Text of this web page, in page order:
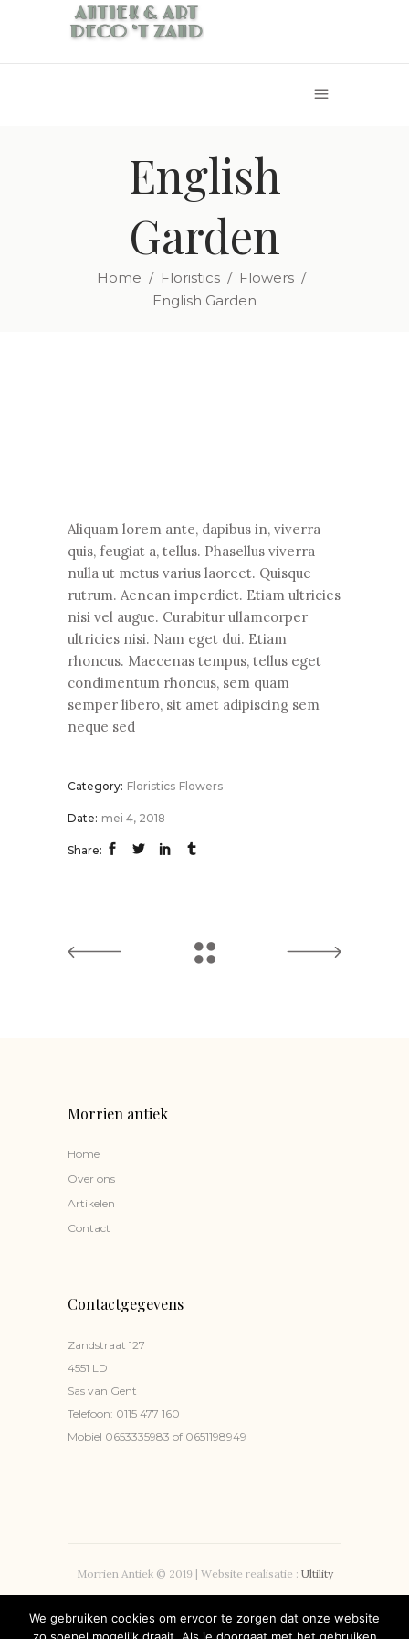
English
Garden
Home / Floristics/ Flowers/
English Garden
Aliquam lorem ante, dapibus in, viverra
quis, feugiat a, tellus. Phasellus viverra
nulla ut metus varius laoreet. Quisque
rutrum. Aenean imperdiet. Etiam ultricies
nisi vel augue. Curabitur ullamcorper
ultricies nisi. Nam eget dui. Etiam
rhoncus. Maecenas tempus, tellus eget
condimentum rhoncus, sem quam
semper libero, sit amet adipiscing sem
neque sed
Category: Floristics Flowers
Date: mei 4, 2018
Share:
Morrien antiek
Home
Over ons
Artikelen
Contact
Contactgegevens
Zandstraat 127
4551 LD
Sas van Gent
Telefoon: 0115 477 160
Mobiel 0653335983 of 0651198949
Morrien Antiek © 2019 | Website realisatie : Ultility
Privacyverklaring
We gebruiken cookies om ervoor te zorgen dat onze website